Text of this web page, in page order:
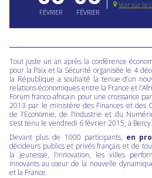
FÉVRIER FÉVRIER
Voir sur la
Tout juste un an après la conférence
pour la Paix et la Sécurité organisée le 4
la République a souhaité la tenue d’un
relations économiques entre la France et
Forum franco-africain pour une croissance
2013 par le ministère des Finances et des
de l’Economie, de l’Industrie et du
s’est tenu le vendredi 6 février 2015, à Bercy.
Devant plus de 1000 participants, en
décideurs publics et privés français et de
la jeunesse, l’innovation, les villes
innovants au cœur de la nouvelle
et la France.